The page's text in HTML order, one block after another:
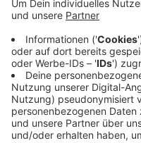
beteiligt sich unsere
vor-Kampagne. Heute
Einbruchsschutz in
Alpen (Wochenmarkt
Beratungen im
(10-15 Uhr nach
Anzeige